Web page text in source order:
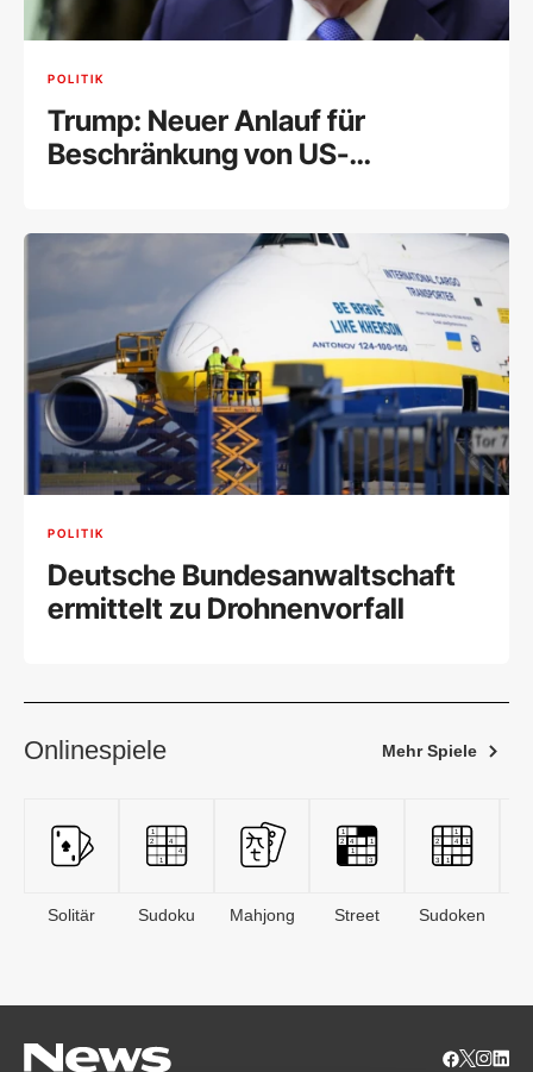
POLITIK
Trump: Neuer Anlauf für
Beschränkung von US-
POLITIK
Deutsche Bundesanwaltschaft
ermittelt zu Drohnenvorfall
Onlinespiele Mehr Spiele
Solitär Sudoku Mahjong Street Sudoken